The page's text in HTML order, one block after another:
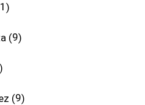
9
9